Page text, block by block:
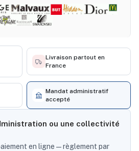
Livraison partout en
France
Mandat administratif
accepté
ou une collectivité
en ligne — règlement par